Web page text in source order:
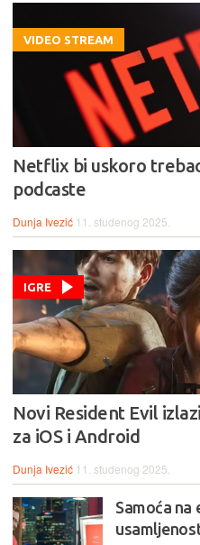
VIDEO STREAM
Netflix bi uskoro
podcaste
Dunja Ivezić 11. studenog 2025.
IGRE
Novi Resident Evil
za iOS i Android
Dunja Ivezić 11. studenog 2025.
Samoća na